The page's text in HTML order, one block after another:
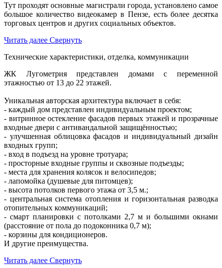
Тут проходят основные магистрали города, установлено самое
большое количество видеокамер в Пензе, есть более десятка
торговых центров и других социальных объектов.
Читать далее Свернуть
Технические характеристики, отделка, коммуникации
ЖК Лугометрия представлен домами с переменной
этажностью от 13 до 22 этажей.
Уникальная авторская архитектура включает в себя:
- каждый дом представлен индивидуальным проектом;
- витринное остекление фасадов первых этажей и прозрачные
входные двери с антивандальной защищённостью;
- улучшенная облицовка фасадов и индивидуальный дизайн
входных групп;
- вход в подъезд на уровне тротуара;
- просторные входные группы и сквозные подъезды;
- места для хранения колясок и велосипедов;
- лапомойка (душевые для питомцев);
- высота потолков первого этажа от 3,5 м.;
- центральная система отопления и горизонтальная разводка
отопительных коммуникаций;
- смарт планировки с потолками 2,7 м и большими окнами
(расстояние от пола до подоконника 0,7 м);
- корзины для кондиционеров.
И другие преимущества.
Читать далее Свернуть